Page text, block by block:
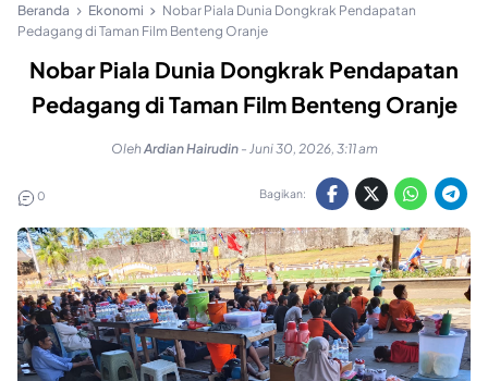
Beranda Ekonomi
Nobar Piala Dunia Dongkrak Pendapatan
Pedagang di Taman Film Benteng Oranje
Nobar Piala Dunia Dongkrak Pendapatan
Pedagang di Taman Film Benteng Oranje
OlehArdian Hairudin - Juni 30, 2026, 3:11 am
0 Bagikan: